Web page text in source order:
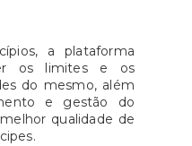
a plataforma
os limites e os
do mesmo, além
e gestão do
qualidade de